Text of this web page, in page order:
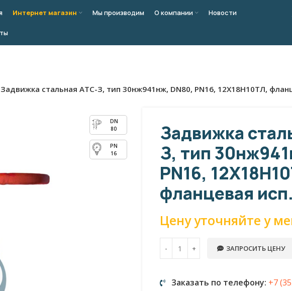
Интернет магазин Мы производим О компании Новости
Задвижка стальная АТС-З, тип 30нж941нж, DN80, PN16, 12Х18Н10ТЛ,
80
16
Задвижка
З, тип
PN16,
фланцевая
Цену уточняйте у
ЗАПРОСИТЬ ЦЕНУ
Заказать по телефону: +7